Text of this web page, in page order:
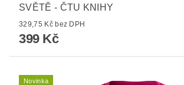
SVĚTĚ - ČTU KNIHY
329,75 Kč bez DPH
399 Kč
Novinka